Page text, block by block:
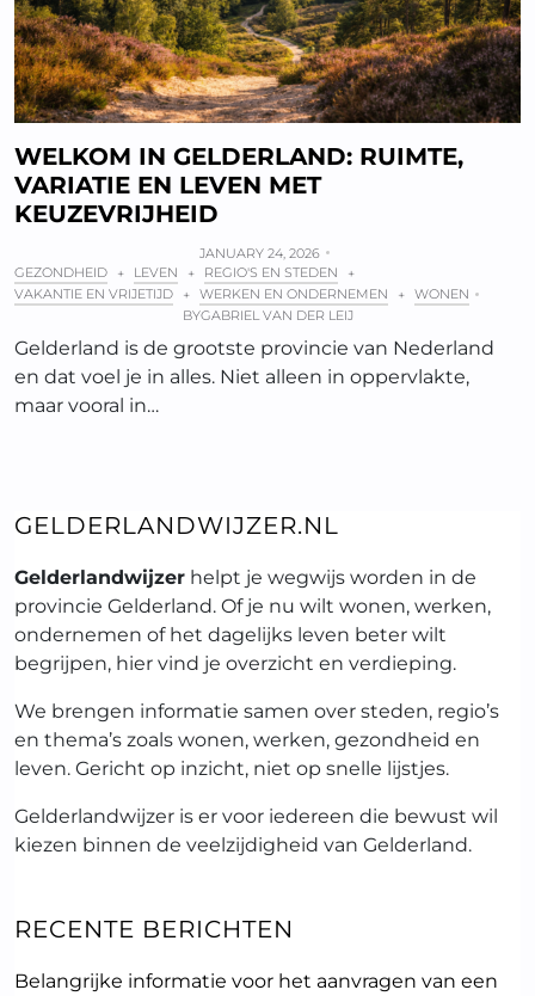
WELKOM IN GELDERLAND: RUIMTE,
VARIATIE EN LEVEN MET
KEUZEVRIJHEID
JANUARY 24, 2026
GEZONDHEID
+ LEVEN + REGIO'S EN STEDEN
+
VAKANTIE EN VRIJETIJD
+ WERKEN EN ONDERNEMEN + WONEN
BYGABRIEL VAN DER LEIJ
Gelderland is de grootste provincie van Nederland
en dat voel je in alles. Niet alleen in oppervlakte,
maar vooral in…
GELDERLANDWIJZER.NL
Gelderlandwijzer helpt je wegwijs worden in de
provincie Gelderland. Of je nu wilt wonen, werken,
ondernemen of het dagelijks leven beter wilt
begrijpen, hier vind je overzicht en verdieping.
We brengen informatie samen over steden, regio’s
en thema’s zoals wonen, werken, gezondheid en
leven. Gericht op inzicht, niet op snelle lijstjes.
Gelderlandwijzer is er voor iedereen die bewust wil
kiezen binnen de veelzijdigheid van Gelderland.
RECENTE BERICHTEN
Belangrijke informatie voor het aanvragen van een